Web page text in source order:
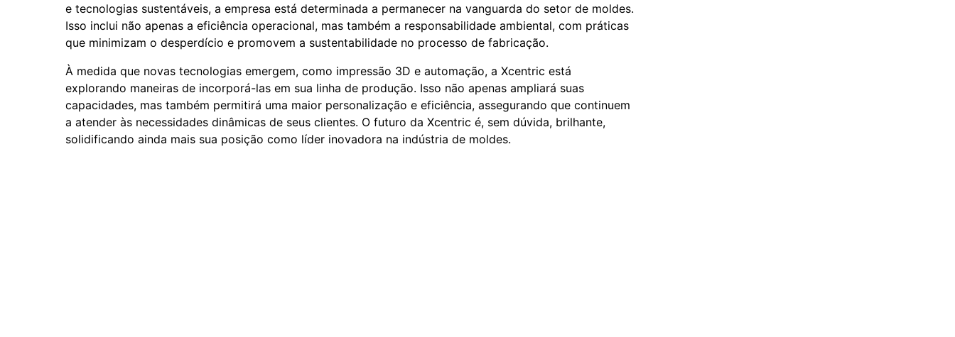
e tecnologias sustentáveis, a empresa está determinada a permanecer na vanguarda do setor de moldes.
Isso inclui não apenas a eficiência operacional, mas também a responsabilidade ambiental, com práticas
que minimizam o desperdício e promovem a sustentabilidade no processo de fabricação.
À medida que novas tecnologias emergem, como impressão 3D e automação, a Xcentric está
explorando maneiras de incorporá-las em sua linha de produção. Isso não apenas ampliará suas
capacidades, mas também permitirá uma maior personalização e eficiência, assegurando que continuem
a atender às necessidades dinâmicas de seus clientes. O futuro da Xcentric é, sem dúvida, brilhante,
solidificando ainda mais sua posição como líder inovadora na indústria de moldes.